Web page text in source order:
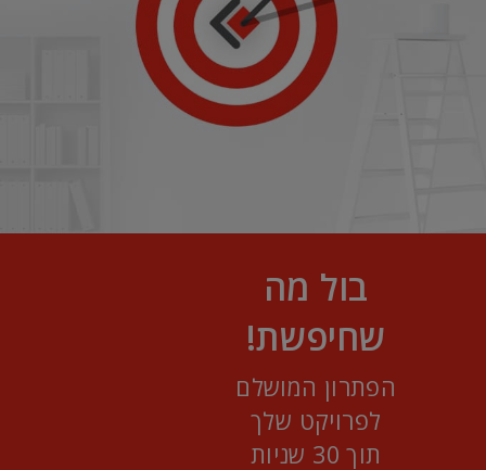
בול מה
שחיפשת!
הפתרון המושלם
לפרויקט שלך
תוך 30 שניות